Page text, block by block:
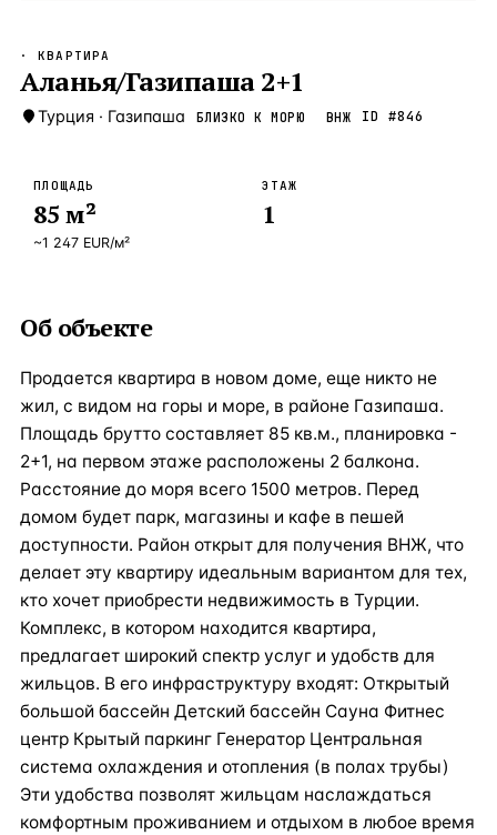
Новороссийск —Локация
Стамбул —Локация Турция · 2
ЧАСТО ИЩУТ
Турция Россия
· КВАРТИРА
Аланья/Газипаша 2+1
Турция · Газипаша БЛИЗКО К МОРЮ ВНЖ ID #846
ПЛОЩАДЬ
85 м²
~1 247 EUR/м²
ЭТАЖ
1
Об объекте
Продается квартира в новом доме, еще никто не
жил, с видом на горы и море, в районе Газипаша.
Площадь брутто составляет 85 кв.м., планировка -
2+1, на первом этаже расположены 2 балкона.
Расстояние до моря всего 1500 метров. Перед
домом будет парк, магазины и кафе в пешей
доступности. Район открыт для получения ВНЖ, что
делает эту квартиру идеальным вариантом для тех,
кто хочет приобрести недвижимость в Турции.
Комплекс, в котором находится квартира,
предлагает широкий спектр услуг и удобств для
жильцов. В его инфраструктуру входят: Открытый
большой бассейн Детский бассейн Сауна Фитнес
центр Крытый паркинг Генератор Центральная
система охлаждения и отопления (в полах трубы)
Эти удобства позволят жильцам наслаждаться
комфортным проживанием и отдыхом в любое время